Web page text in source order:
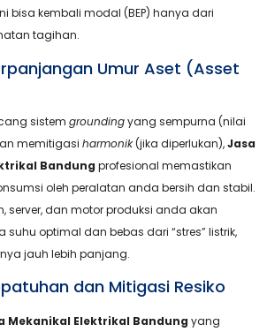
bisa kembali modal (BEP) hanya dari
tagihan.
Umur Aset (Asset
sistem groundingyang sempurna (nilai
memitigasi harmonik(jika diperlukan),Jasa
Bandung profesional memastikan
oleh peralatan anda bersih dan stabil.
server, dan motor produksi anda akan
suhu optimal dan bebas dari “stres” listrik,
jauh lebih panjang.
dan Mitigasi Resiko
Mekanikal Elektrikal Bandung yang